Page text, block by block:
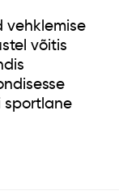
vehklemise
võitis
sportlane